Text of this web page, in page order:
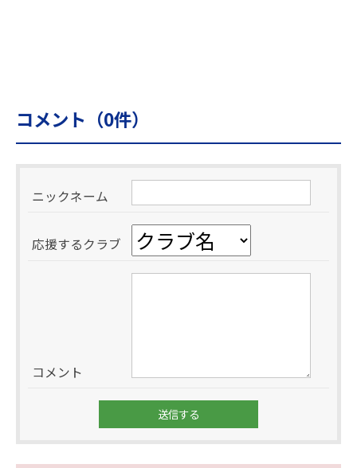
コメント（0件）
ニックネーム
応援するクラブ
コメント